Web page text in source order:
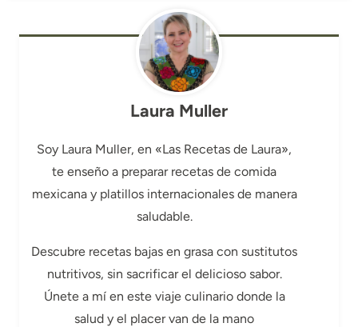
Laura Muller
Soy Laura Muller, en «Las Recetas de Laura»,
te enseño a preparar recetas de comida
mexicana y platillos internacionales de manera
saludable.
Descubre recetas bajas en grasa con sustitutos
nutritivos, sin sacrificar el delicioso sabor.
Únete a mí en este viaje culinario donde la
salud y el placer van de la mano